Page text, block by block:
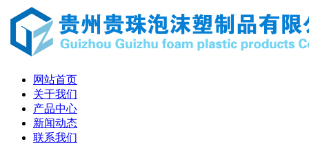
网站首页
关于我们
产品中心
新闻动态
联系我们